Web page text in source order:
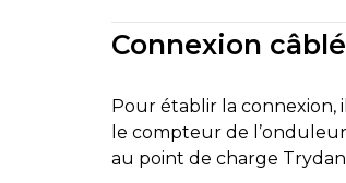
Connexion
Pour établir la connexion,
le compteur de
au point de charge